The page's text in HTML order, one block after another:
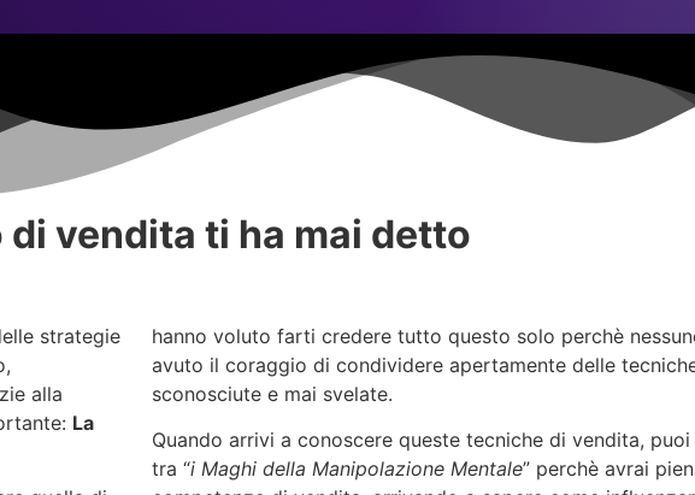
vendita ti ha mai detto
strategie
alla
La
hanno voluto farti credere tutto questo solo perchè
avuto il coraggio di condividere apertamente delle
sconosciute e mai svelate.
Quando arrivi a conoscere queste tecniche di vendita,
tra “i Maghi della Manipolazione Mentale” perchè avrai